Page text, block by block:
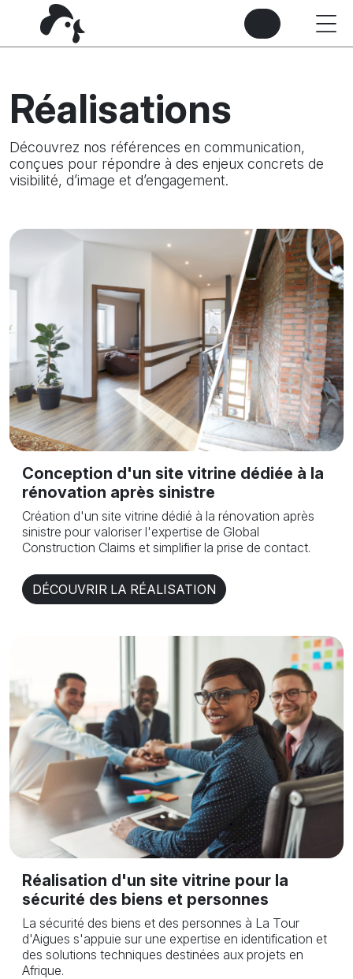
Réalisations
Découvrez nos références en communication,
conçues pour répondre à des enjeux concrets de
visibilité, d’image et d’engagement.
Conception d'un site vitrine dédiée à la
rénovation après sinistre
Création d'un site vitrine dédié à la rénovation après
sinistre pour valoriser l'expertise de Global
Construction Claims et simplifier la prise de contact.
DÉCOUVRIR LA RÉALISATION
Réalisation d'un site vitrine pour la
sécurité des biens et personnes
La sécurité des biens et des personnes à La Tour
d'Aigues s'appuie sur une expertise en identification et
des solutions techniques destinées aux projets en
Afrique.